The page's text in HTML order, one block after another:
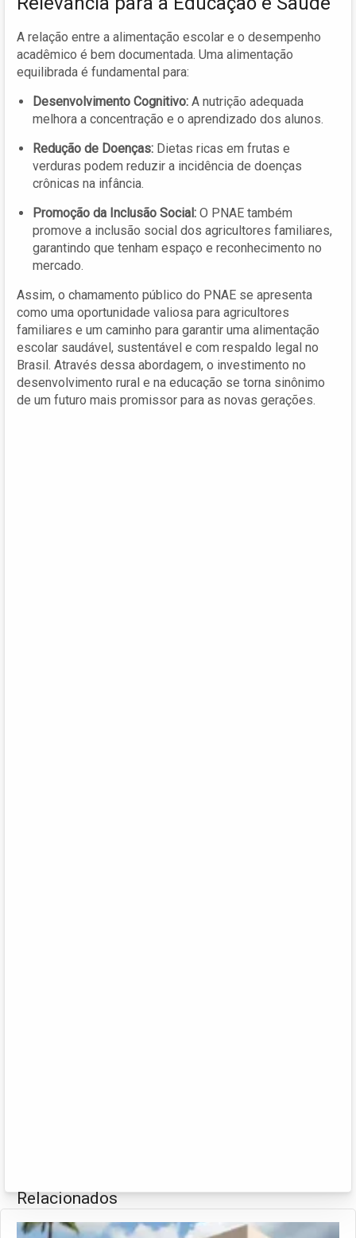
A relação entre a alimentação escolar e o desempenho
acadêmico é bem documentada. Uma alimentação
equilibrada é fundamental para:
Desenvolvimento Cognitivo: A nutrição adequada
melhora a concentração e o aprendizado dos alunos.
Redução de Doenças: Dietas ricas em frutas e
verduras podem reduzir a incidência de doenças
crônicas na infância.
Promoção da Inclusão Social: O PNAE também
promove a inclusão social dos agricultores familiares,
garantindo que tenham espaço e reconhecimento no
mercado.
Assim, o chamamento público do PNAE se apresenta
como uma oportunidade valiosa para agricultores
familiares e um caminho para garantir uma alimentação
escolar saudável, sustentável e com respaldo legal no
Brasil. Através dessa abordagem, o investimento no
desenvolvimento rural e na educação se torna sinônimo
de um futuro mais promissor para as novas gerações.
Relacionados